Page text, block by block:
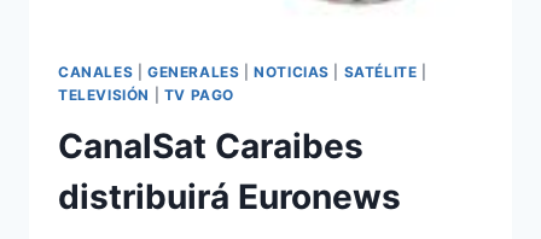
CANALES GENERALES |NOTICIAS SATÉLITE
TELEVISIÓN
TV PAGO
CanalSat Caraibes
distribuirá Euronews